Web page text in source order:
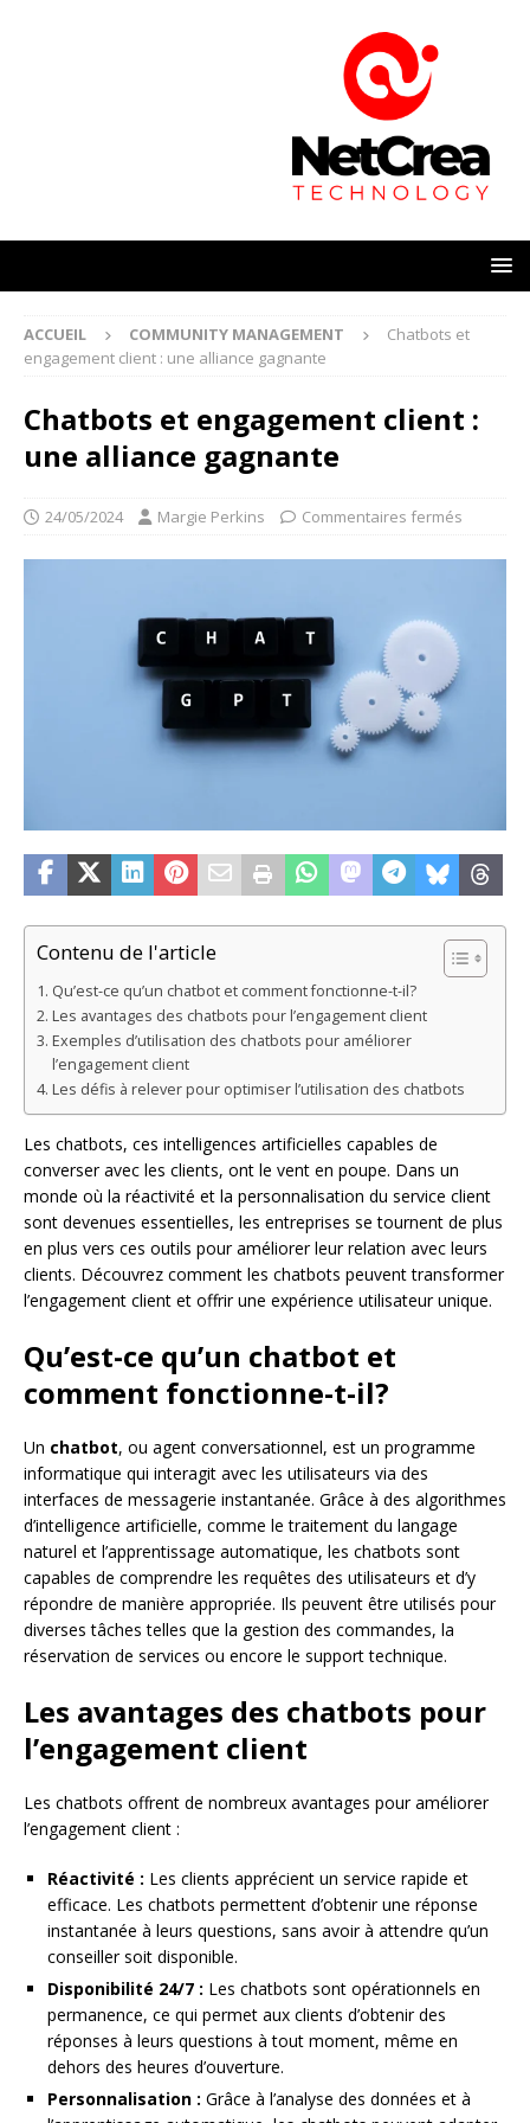
ACCUEIL COMMUNITY MANAGEMENT
Chatbots et
engagement client : une alliance gagnante
Chatbots et engagement client :
une alliance gagnante
24/05/2024 Margie Perkins Commentaires fermés
Contenu de l'article
Qu’est-ce qu’un chatbot et comment fonctionne-t-il?
Les avantages des chatbots pour l’engagement client
Exemples d’utilisation des chatbots pour améliorer
l’engagement client
Les défis à relever pour optimiser l’utilisation des chatbots
Les chatbots, ces intelligences artificielles capables de
converser avec les clients, ont le vent en poupe. Dans un
monde où la réactivité et la personnalisation du service client
sont devenues essentielles, les entreprises se tournent de plus
en plus vers ces outils pour améliorer leur relation avec leurs
clients. Découvrez comment les chatbots peuvent transformer
l’engagement client et offrir une expérience utilisateur unique.
Qu’est-ce qu’un chatbot et
comment fonctionne-t-il?
Un chatbot, ou agent conversationnel, est un programme
informatique qui interagit avec les utilisateurs via des
interfaces de messagerie instantanée. Grâce à des algorithmes
d’intelligence artificielle, comme le traitement du langage
naturel et l’apprentissage automatique, les chatbots sont
capables de comprendre les requêtes des utilisateurs et d’y
répondre de manière appropriée. Ils peuvent être utilisés pour
diverses tâches telles que la gestion des commandes, la
réservation de services ou encore le support technique.
Les avantages des chatbots pour
l’engagement client
Les chatbots offrent de nombreux avantages pour améliorer
l’engagement client :
Réactivité : Les clients apprécient un service rapide et
efficace. Les chatbots permettent d’obtenir une réponse
instantanée à leurs questions, sans avoir à attendre qu’un
conseiller soit disponible.
Disponibilité 24/7 : Les chatbots sont opérationnels en
permanence, ce qui permet aux clients d’obtenir des
réponses à leurs questions à tout moment, même en
dehors des heures d’ouverture.
Personnalisation : Grâce à l’analyse des données et à